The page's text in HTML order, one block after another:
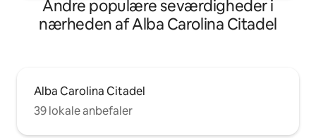
Andre populære seværdigheder i
nærheden af Alba Carolina Citadel
Alba Carolina Citadel
39 lokale anbefaler